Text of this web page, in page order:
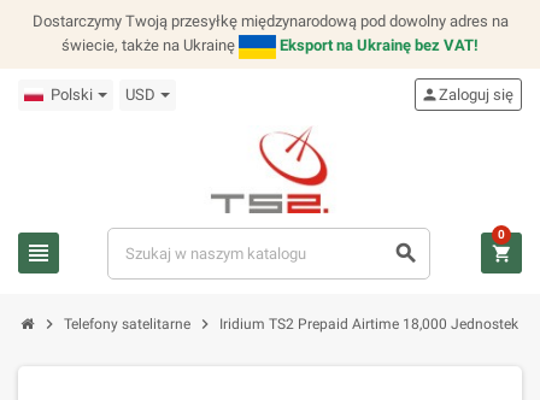
Dostarczymy Twoją przesyłkę międzynarodową pod dowolny adres na
świecie, także na Ukrainę
Eksport na Ukrainę bez VAT!
Polski USD
view_headline search
personZaloguj się
shopping_cart
0
chevron_right Telefony satelitarne chevron_right Iridium TS2 Prepaid Airtime 18,000 Jednostek